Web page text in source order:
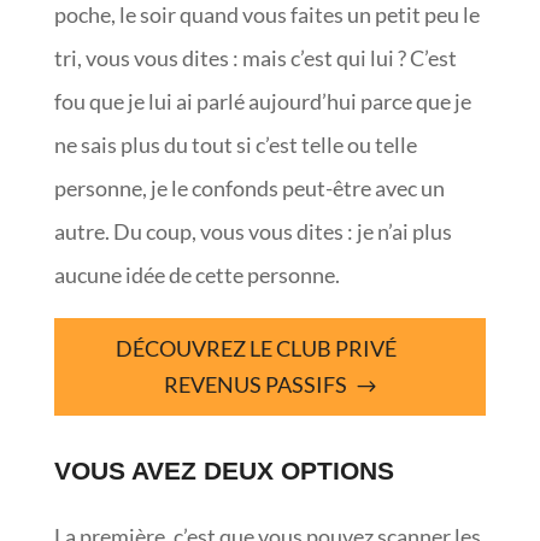
poche, le soir quand vous faites un petit peu le
tri, vous vous dites : mais c’est qui lui ? C’est
fou que je lui ai parlé aujourd’hui parce que je
ne sais plus du tout si c’est telle ou telle
personne, je le confonds peut-être avec un
autre. Du coup, vous vous dites : je n’ai plus
aucune idée de cette personne.
DÉCOUVREZ LE CLUB PRIVÉ
REVENUS PASSIFS
VOUS AVEZ DEUX OPTIONS